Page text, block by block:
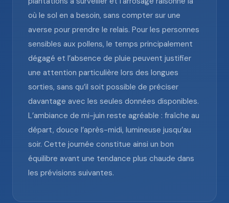
où le sol en a besoin, sans compter sur une
averse pour prendre le relais. Pour les personnes
sensibles aux pollens, le temps principalement
dégagé et l’absence de pluie peuvent justifier
une attention particulière lors des longues
sorties, sans qu’il soit possible de préciser
davantage avec les seules données disponibles.
L’ambiance de mi-juin reste agréable : fraîche au
départ, douce l’après-midi, lumineuse jusqu’au
soir. Cette journée constitue ainsi un bon
équilibre avant une tendance plus chaude dans
les prévisions suivantes.